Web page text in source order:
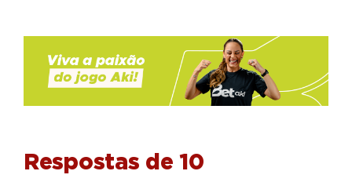
Respostas de 10